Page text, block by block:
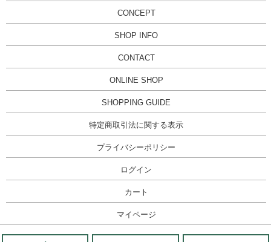
CONCEPT
SHOP INFO
CONTACT
ONLINE SHOP
SHOPPING GUIDE
特定商取引法に関する表示
プライバシーポリシー
ログイン
カート
マイページ